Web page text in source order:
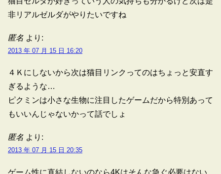
非リアルゼルダがやりたいですね
匿名 より:
2013 年 07 月 15 日 16:20
４Ｋにしないから次は猫目リンクってのはちょっと安直す
ぎるような…
ピクミンは小さな生物に注目したゲームだから特別あって
もいいんじゃないかって話でしょ
匿名 より:
2013 年 07 月 15 日 20:35
ゲーム性に直結しないのなら4Kはそんな急ぐ必要はない